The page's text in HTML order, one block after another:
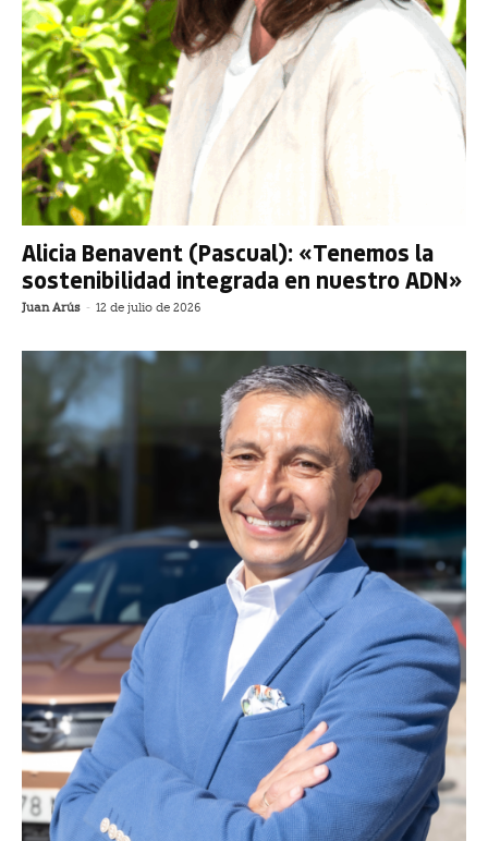
Alicia Benavent (Pascual): «Tenemos la
sostenibilidad integrada en nuestro ADN»
Juan Arús - 12 de julio de 2026